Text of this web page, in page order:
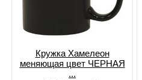
Кружка Хамелеон
меняющая цвет ЧЕРНАЯ
...